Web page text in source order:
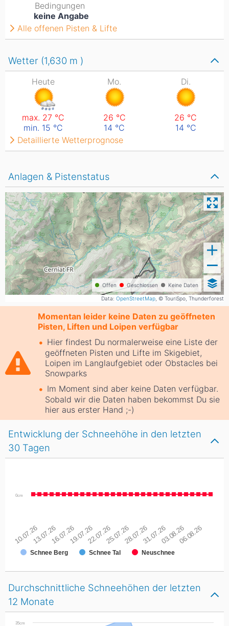
Bedingungen
keine Angabe
Alle offenen Pisten & Lifte
Wetter (1,630 m )
Heute
max. 27 °C
min. 15 °C
Mo.
26 °C
14 °C
Di.
26 °C
14 °C
Detaillierte Wetterprognose
Anlagen & Pistenstatus
Offen Geschlossen Keine Daten
Data: OpenStreetMap , © TouriSpo, Thunderforest
Momentan leider keine Daten zu geöffneten
Pisten, Liften und Loipen verfügbar
Hier findest Du normalerweise eine Liste der
geöffneten Pisten und Lifte im Skigebiet,
Loipen im Langlaufgebiet oder Obstacles bei
Snowparks
Im Moment sind aber keine Daten verfügbar.
Sobald wir die Daten haben bekommst Du sie
hier aus erster Hand ;-)
Entwicklung der Schneehöhe in den letzten
30 Tagen
Schnee Berg Schnee Tal Neuschnee
0cm
10.07.2613.07.2616.07.2619.07.2622.07.2625.07.2628.07.2631.07.2603.08.2606.08.26
Durchschnittliche Schneehöhen der letzten
12 Monate
35cm